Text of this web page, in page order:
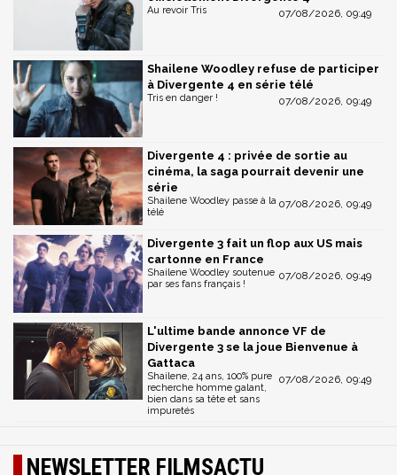
07/08/2026, 09:49
Au revoir Tris
Shailene Woodley refuse de participer
à Divergente 4 en série télé
07/08/2026, 09:49
Tris en danger !
Divergente 4 : privée de sortie au
cinéma, la saga pourrait devenir une
série
07/08/2026, 09:49
Shailene Woodley passe à la
télé
Divergente 3 fait un flop aux US mais
cartonne en France
07/08/2026, 09:49
Shailene Woodley soutenue
par ses fans français !
L'ultime bande annonce VF de
Divergente 3 se la joue Bienvenue à
Gattaca
07/08/2026, 09:49
Shailene, 24 ans, 100% pure
recherche homme galant,
bien dans sa tête et sans
impuretés
NEWSLETTER FILMSACTU